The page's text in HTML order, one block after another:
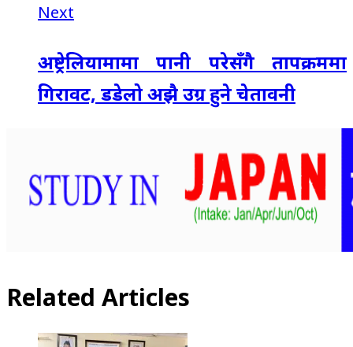
Next
अष्ट्रेलियामामा पानी परेसँगै तापक्रममा
गिरावट, डडेलो अझै उग्र हुने चेतावनी
Related Articles